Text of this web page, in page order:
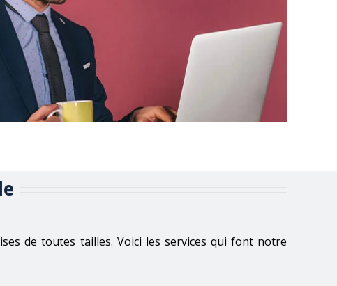
de toutes tailles. Voici les services qui font notre